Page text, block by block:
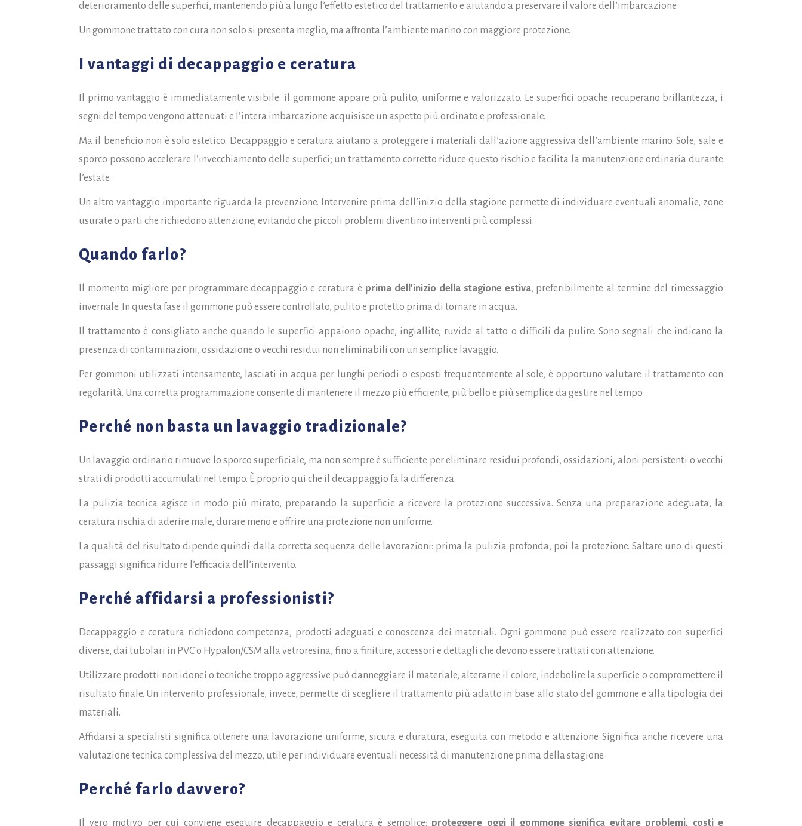
deterioramento delle superfici, mantenendo più a lungo l’effetto estetico del trattamento e aiutando a preservare il valore dell’imbarcazione.
Un gommone trattato con cura non solo si presenta meglio, ma affronta l’ambiente marino con maggiore protezione.
I vantaggi di decappaggio e ceratura
Il primo vantaggio è immediatamente visibile: il gommone appare più pulito, uniforme e valorizzato. Le superfici opache recuperano brillantezza, i
segni del tempo vengono attenuati e l’intera imbarcazione acquisisce un aspetto più ordinato e professionale.
Ma il beneficio non è solo estetico. Decappaggio e ceratura aiutano a proteggere i materiali dall’azione aggressiva dell’ambiente marino. Sole, sale e
sporco possono accelerare l’invecchiamento delle superfici; un trattamento corretto riduce questo rischio e facilita la manutenzione ordinaria durante
l’estate.
Un altro vantaggio importante riguarda la prevenzione. Intervenire prima dell’inizio della stagione permette di individuare eventuali anomalie, zone
usurate o parti che richiedono attenzione, evitando che piccoli problemi diventino interventi più complessi.
Quando farlo?
Il momento migliore per programmare decappaggio e ceratura è prima dell’inizio della stagione estiva, preferibilmente al termine del rimessaggio
invernale. In questa fase il gommone può essere controllato, pulito e protetto prima di tornare in acqua.
Il trattamento è consigliato anche quando le superfici appaiono opache, ingiallite, ruvide al tatto o difficili da pulire. Sono segnali che indicano la
presenza di contaminazioni, ossidazione o vecchi residui non eliminabili con un semplice lavaggio.
Per gommoni utilizzati intensamente, lasciati in acqua per lunghi periodi o esposti frequentemente al sole, è opportuno valutare il trattamento con
regolarità. Una corretta programmazione consente di mantenere il mezzo più efficiente, più bello e più semplice da gestire nel tempo.
Perché non basta un lavaggio tradizionale?
Un lavaggio ordinario rimuove lo sporco superficiale, ma non sempre è sufficiente per eliminare residui profondi, ossidazioni, aloni persistenti o vecchi
strati di prodotti accumulati nel tempo. È proprio qui che il decappaggio fa la differenza.
La pulizia tecnica agisce in modo più mirato, preparando la superficie a ricevere la protezione successiva. Senza una preparazione adeguata, la
ceratura rischia di aderire male, durare meno e offrire una protezione non uniforme.
La qualità del risultato dipende quindi dalla corretta sequenza delle lavorazioni: prima la pulizia profonda, poi la protezione. Saltare uno di questi
passaggi significa ridurre l’efficacia dell’intervento.
Perché affidarsi a professionisti?
Decappaggio e ceratura richiedono competenza, prodotti adeguati e conoscenza dei materiali. Ogni gommone può essere realizzato con superfici
diverse, dai tubolari in PVC o Hypalon/CSM alla vetroresina, fino a finiture, accessori e dettagli che devono essere trattati con attenzione.
Utilizzare prodotti non idonei o tecniche troppo aggressive può danneggiare il materiale, alterarne il colore, indebolire la superficie o compromettere il
risultato finale. Un intervento professionale, invece, permette di scegliere il trattamento più adatto in base allo stato del gommone e alla tipologia dei
materiali.
Affidarsi a specialisti significa ottenere una lavorazione uniforme, sicura e duratura, eseguita con metodo e attenzione. Significa anche ricevere una
valutazione tecnica complessiva del mezzo, utile per individuare eventuali necessità di manutenzione prima della stagione.
Perché farlo davvero?
Il vero motivo per cui conviene eseguire decappaggio e ceratura è semplice: proteggere oggi il gommone significa evitare problemi, costi e